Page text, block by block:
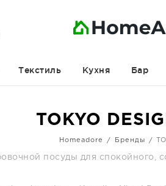
Текстиль Кухня Бар
TOKYO
Homeadore Бренды
посуды для спокойного,